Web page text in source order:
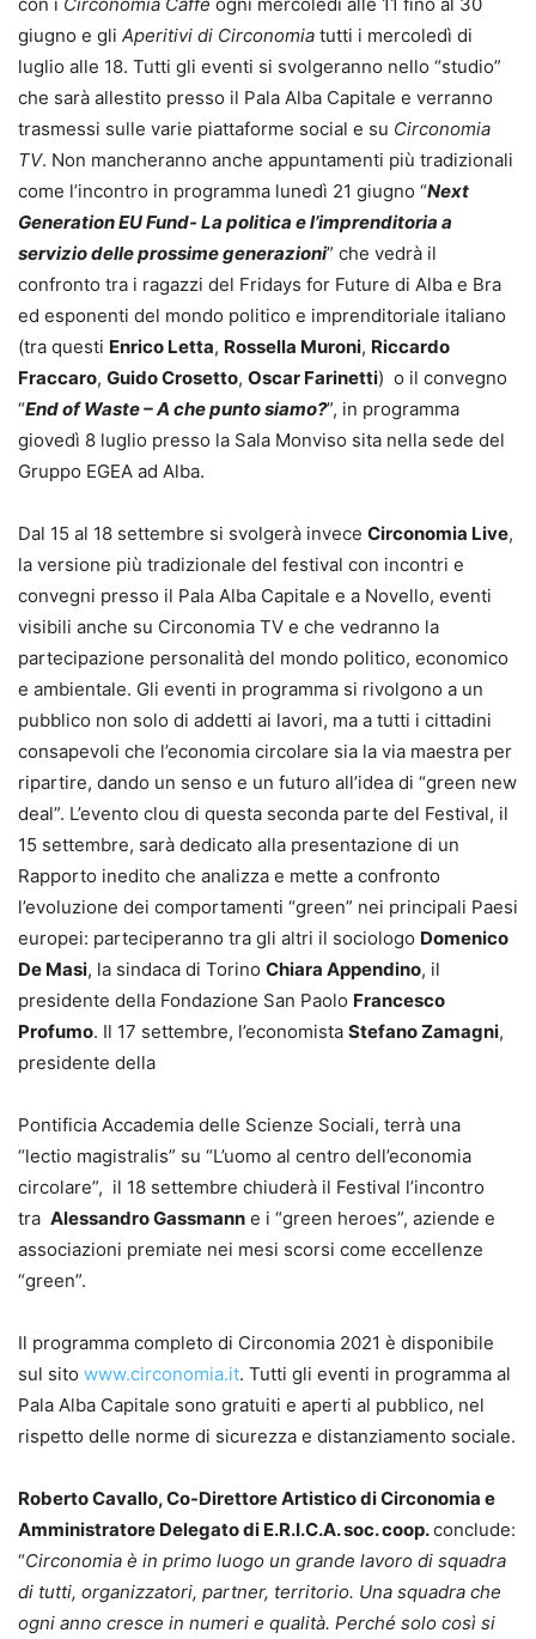
giugno e gli Aperitivi di Circonomia tutti i mercoledì di
luglio alle 18. Tutti gli eventi si svolgeranno nello “studio”
che sarà allestito presso il Pala Alba Capitale e verranno
trasmessi sulle varie piattaforme social e su Circonomia
TV. Non mancheranno anche appuntamenti più tradizionali
come l’incontro in programma lunedì 21 giugno “Next
Generation EU Fund- La politica e l’imprenditoria a
servizio delle prossime generazioni” che vedrà il
confronto tra i ragazzi del Fridays for Future di Alba e Bra
ed esponenti del mondo politico e imprenditoriale italiano
(tra questi Enrico Letta, Rossella Muroni, Riccardo
Fraccaro, Guido Crosetto, Oscar Farinetti) o il convegno
“End of Waste – A che punto siamo?”, in programma
giovedì 8 luglio presso la Sala Monviso sita nella sede del
Gruppo EGEA ad Alba.
Dal 15 al 18 settembre si svolgerà invece Circonomia Live,
la versione più tradizionale del festival con incontri e
convegni presso il Pala Alba Capitale e a Novello, eventi
visibili anche su Circonomia TV e che vedranno la
partecipazione personalità del mondo politico, economico
e ambientale. Gli eventi in programma si rivolgono a un
pubblico non solo di addetti ai lavori, ma a tutti i cittadini
consapevoli che l’economia circolare sia la via maestra per
ripartire, dando un senso e un futuro all’idea di “green new
deal”. L’evento clou di questa seconda parte del Festival, il
15 settembre, sarà dedicato alla presentazione di un
Rapporto inedito che analizza e mette a confronto
l’evoluzione dei comportamenti “green” nei principali Paesi
europei: parteciperanno tra gli altri il sociologo Domenico
De Masi, la sindaca di Torino Chiara Appendino, il
presidente della Fondazione San Paolo Francesco
Profumo. Il 17 settembre, l’economista Stefano Zamagni,
presidente della
Pontificia Accademia delle Scienze Sociali, terrà una
“lectio magistralis” su “L’uomo al centro dell’economia
circolare”, il 18 settembre chiuderà il Festival l’incontro
tra Alessandro Gassmann e i “green heroes”, aziende e
associazioni premiate nei mesi scorsi come eccellenze
“green”.
Il programma completo di Circonomia 2021 è disponibile
sul sito www.circonomia.it. Tutti gli eventi in programma al
Pala Alba Capitale sono gratuiti e aperti al pubblico, nel
rispetto delle norme di sicurezza e distanziamento sociale.
Roberto Cavallo, Co-Direttore Artistico di Circonomia e
Amministratore Delegato di E.R.I.C.A. soc. coop.conclude:
“Circonomia è in primo luogo un grande lavoro di squadra
di tutti, organizzatori, partner, territorio. Una squadra che
ogni anno cresce in numeri e qualità. Perché solo così si